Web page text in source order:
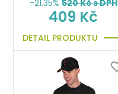
-21.35% 520Kč s DPH
409 Kč
DETAIL PRODUKTU